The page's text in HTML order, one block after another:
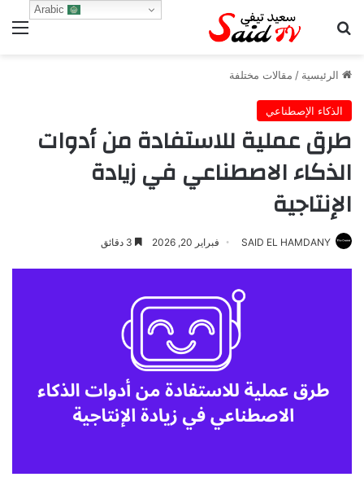
بحث عن
الرئيسية / مقالات مختلفة
الذكاء الإصطناعي
طرق عملية للاستفادة من أدوات
الذكاء الاصطناعي في زيادة
الإنتاجية
SAID EL HAMDANY فبراير 20, 2026